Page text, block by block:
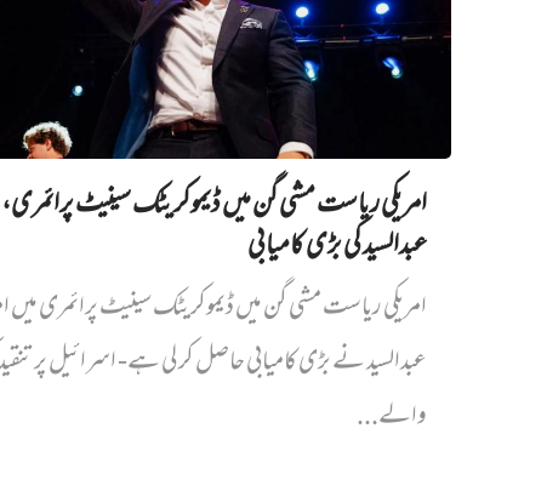
امریکی ریاست مشی گن میں ڈیموکریٹک سینیٹ پرائمری،
عبدالسید کی بڑی کامیابی
امریکی ریاست مشی گن میں ڈیموکریٹک سینیٹ پرائمری میں‌
عبدالسید نے بڑی کامیابی حاصل کر لی ہے- اسرائیل پر
والے...